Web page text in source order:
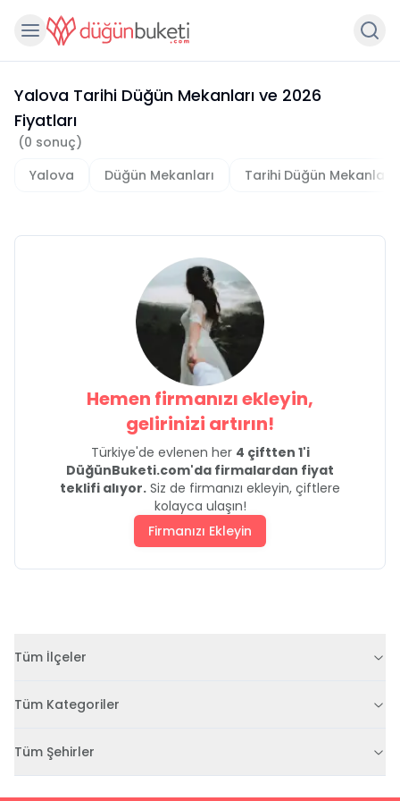
Yalova Tarihi Düğün Mekanları ve 2026
Fiyatları
(0 sonuç)
Yalova
Düğün Mekanları Tarihi Düğün Mekanları
Hemen firmanızı ekleyin,
gelirinizi artırın!
Türkiye'de evlenen her 4 çiftten 1'i
DüğünBuketi.com'da firmalardan fiyat
teklifi alıyor. Siz de firmanızı ekleyin, çiftlere
kolayca ulaşın!
Firmanızı Ekleyin
Tüm İlçeler
Tüm Kategoriler
Tüm Şehirler